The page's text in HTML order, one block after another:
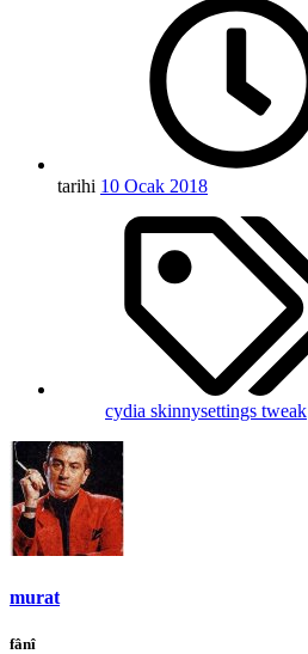
tarihi 10 Ocak 2018
cydia skinnysettings tweak
murat
fânî